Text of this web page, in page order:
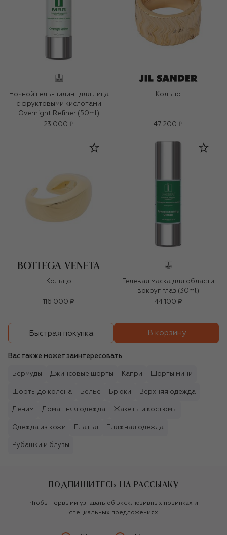
Ночной гель-пилинг для лица
с фруктовыми кислотами
Overnight Refiner (50ml)
23 000 ₽
Кольцо
47 200 ₽
Кольцо
116 000 ₽
Гелевая маска для области
вокруг глаз (30ml)
44 100 ₽
Быстрая покупка В корзину
Вас также может заинтересовать
Бермуды Джинсовые шорты Капри Шорты мини
Шорты до колена Бельё Брюки Верхняя одежда
Деним Домашняя одежда Жакеты и костюмы
Одежда из кожи Платья Пляжная одежда
Рубашки и блузы
ПОДПИШИТЕСЬ НА РАССЫЛКУ
Чтобы первыми узнавать об эксклюзивных новинках и
специальных предложениях